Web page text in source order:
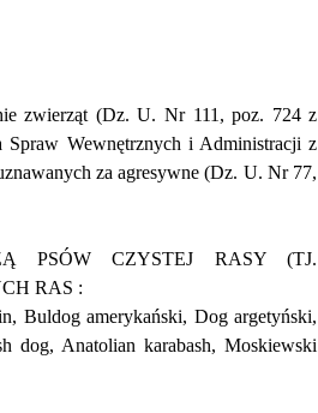
zwierząt (Dz. U. Nr 111, poz. 724 z
Spraw Wewnętrznych i Administracji z
za agresywne (Dz. U. Nr 77,
PSÓW CZYSTEJ RASY (TJ.
RAS :
Buldog amerykański, Dog argetyński,
dog, Anatolian karabash, Moskiewski